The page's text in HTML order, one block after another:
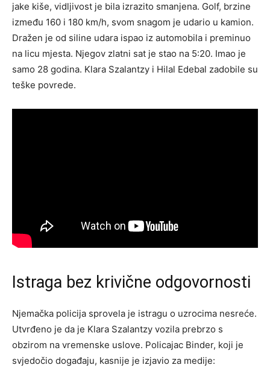
jake kiše, vidljivost je bila izrazito smanjena. Golf, brzine
između 160 i 180 km/h, svom snagom je udario u kamion.
Dražen je od siline udara ispao iz automobila i preminuo
na licu mjesta. Njegov zlatni sat je stao na 5:20. Imao je
samo 28 godina. Klara Szalantzy i Hilal Edebal zadobile su
teške povrede.
Istraga bez krivične odgovornosti
Njemačka policija sprovela je istragu o uzrocima nesreće.
Utvrđeno je da je Klara Szalantzy vozila prebrzo s
obzirom na vremenske uslove. Policajac Binder, koji je
svjedočio događaju, kasnije je izjavio za medije: